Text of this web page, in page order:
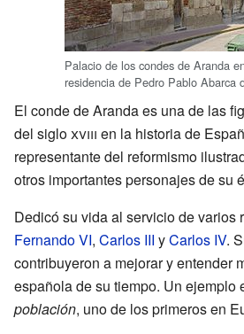
Palacio de los condes de Aranda
residencia de Pedro Pablo Abarca
El conde de Aranda es una de las
del sigloxviii en la historia de
representante del reformismo
otros importantes personajes de su
Dedicó su vida al servicio de varios
Fernando VI, Carlos III yCarlos IV.
contribuyeron a mejorar y entender
española de su tiempo. Un ejemplo
población, uno de los primeros en